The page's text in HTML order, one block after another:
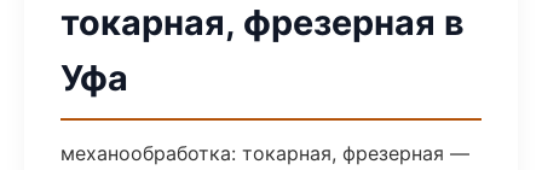
токарная, фрезерная в
Уфа
механообработка: токарная, фрезерная —